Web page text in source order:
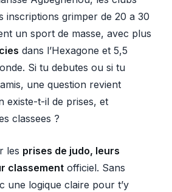
inscriptions grimper de 20 a 30
un sport de masse, avec plus
dans l’Hexagone et 5,5
Si tu debutes ou si tu
une question revient
existe-t-il de prises, et
classees ?
les prises de judo, leurs
classement officiel. Sans
une logique claire pour t’y